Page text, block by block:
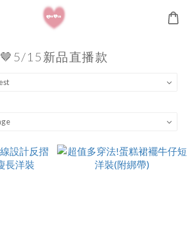
🤎5/15新品直播款